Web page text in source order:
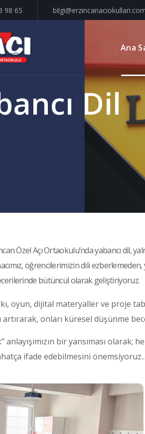
98 65
Ana
Dil
Özel Açı Ortaokulu’nda yabancı dil,
öğrencilerimizin dili
bütüncül olarak geliştiriyoruz.
oyun, dijital materyaller ve proje
artırarak, onları küresel düşünme
anlayışımızın bir yansıması
ifade edebilmesini önemsiyoruz..